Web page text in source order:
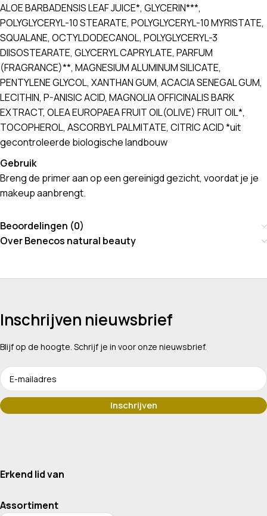
ALOE BARBADENSIS LEAF JUICE*, GLYCERIN***,
POLYGLYCERYL-10 STEARATE, POLYGLYCERYL-10 MYRISTATE,
SQUALANE, OCTYLDODECANOL, POLYGLYCERYL-3
DIISOSTEARATE, GLYCERYL CAPRYLATE, PARFUM
(FRAGRANCE)**, MAGNESIUM ALUMINUM SILICATE,
PENTYLENE GLYCOL, XANTHAN GUM, ACACIA SENEGAL GUM,
LECITHIN, P-ANISIC ACID, MAGNOLIA OFFICINALIS BARK
EXTRACT, OLEA EUROPAEA FRUIT OIL(OLIVE) FRUIT OIL*,
TOCOPHEROL, ASCORBYL PALMITATE, CITRIC ACID *uit
gecontroleerde biologische landbouw
Gebruik
Breng de primer aan op een gereinigd gezicht, voordat je je
makeup aanbrengt.
Beoordelingen (0)
Over Benecos natural beauty
Inschrijven nieuwsbrief
Blijf op de hoogte. Schrijf je in voor onze nieuwsbrief.
Erkend lid van
Assortiment